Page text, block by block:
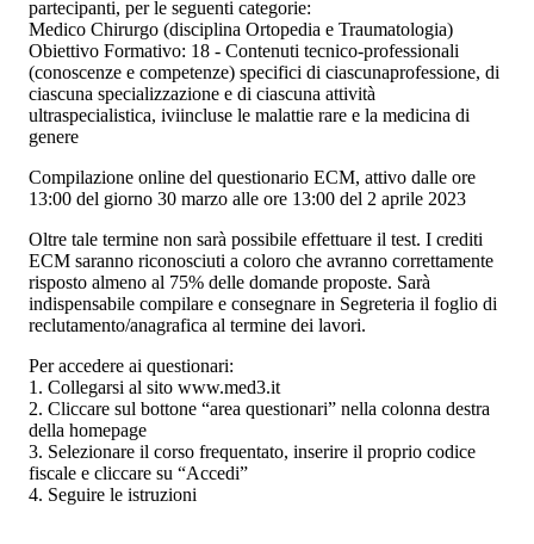
partecipanti, per le seguenti categorie:
Medico Chirurgo (disciplina Ortopedia e Traumatologia)
Obiettivo Formativo: 18 - Contenuti tecnico-professionali
(conoscenze e competenze) specifici di ciascunaprofessione, di
ciascuna specializzazione e di ciascuna attività
ultraspecialistica, iviincluse le malattie rare e la medicina di
genere
Compilazione online del questionario ECM, attivo dalle ore
13:00 del giorno 30 marzo alle ore 13:00 del 2 aprile 2023
Oltre tale termine non sarà possibile effettuare il test. I crediti
ECM saranno riconosciuti a coloro che avranno correttamente
risposto almeno al 75% delle domande proposte. Sarà
indispensabile compilare e consegnare in Segreteria il foglio di
reclutamento/anagrafica al termine dei lavori.
Per accedere ai questionari:
1. Collegarsi al sito www.med3.it
2. Cliccare sul bottone “area questionari” nella colonna destra
della homepage
3. Selezionare il corso frequentato, inserire il proprio codice
fiscale e cliccare su “Accedi”
4. Seguire le istruzioni